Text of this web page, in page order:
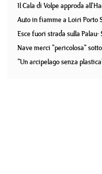
Il Cala di Volpe approda
Auto in fiamme a Loiri Porto
Esce fuori strada sulla Palau-
Nave merci "pericolosa"
"Un arcipelago senza